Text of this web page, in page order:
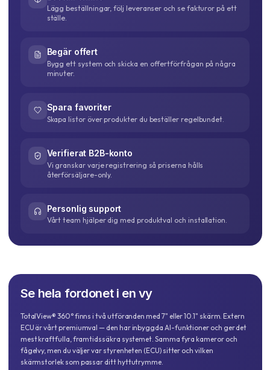
Lägg beställningar, följ leveranser och se fakturor på ett
ställe.
Begär offert
Bygg ett system och skicka en offertförfrågan på några
minuter.
Spara favoriter
Skapa listor över produkter du beställer regelbundet.
Verifierat B2B-konto
Vi granskar varje registrering så priserna hålls
återförsäljare-only.
Personlig support
Vårt team hjälper dig med produktval och installation.
Se hela fordonet i en vy
TotalView® 360° finns i två utföranden med 7" eller 10.1" skärm. Extern
ECU är vårt premiumval — den har inbyggda AI-funktioner och ger det
mest kraftfulla, framtidssäkra systemet. Samma fyra kameror och
fågelvy, men du väljer var styrenheten (ECU) sitter och vilken
skärmstorlek som passar ditt hyttutrymme.